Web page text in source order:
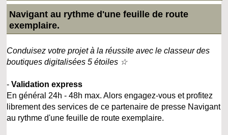
Navigant au rythme d'une feuille de route
exemplaire.
Conduisez votre projet à la réussite avec le classeur des
boutiques digitalisées 5 étoiles ☆
-Validation express
En général 24h - 48h max. Alors engagez-vous et profitez
librement des services de ce partenaire de presse Navigant
au rythme d'une feuille de route exemplaire.